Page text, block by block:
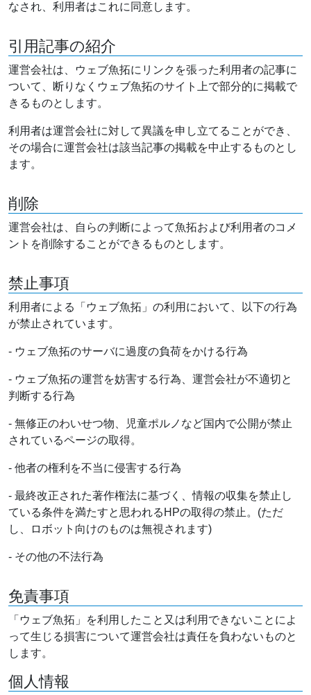
なされ、利用者はこれに同意します。
引用記事の紹介
運営会社は、ウェブ魚拓にリンクを張った利用者の記事に
ついて、断りなくウェブ魚拓のサイト上で部分的に掲載で
きるものとします。
利用者は運営会社に対して異議を申し立てることができ、
その場合に運営会社は該当記事の掲載を中止するものとし
ます。
削除
運営会社は、自らの判断によって魚拓および利用者のコメ
ントを削除することができるものとします。
禁止事項
利用者による「ウェブ魚拓」の利用において、以下の行為
が禁止されています。
- ウェブ魚拓のサーバに過度の負荷をかける行為
- ウェブ魚拓の運営を妨害する行為、運営会社が不適切と
判断する行為
- 無修正のわいせつ物、児童ポルノなど国内で公開が禁止
されているページの取得。
- 他者の権利を不当に侵害する行為
- 最終改正された著作権法に基づく、情報の収集を禁止し
ている条件を満たすと思われるHPの取得の禁止。(ただ
し、ロボット向けのものは無視されます)
- その他の不法行為
免責事項
「ウェブ魚拓」を利用したこと又は利用できないことによ
って生じる損害について運営会社は責任を負わないものと
します。
個人情報